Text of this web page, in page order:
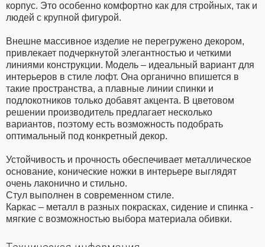
корпус. Это особенно комфортно как для стройных, так и
людей с крупной фигурой.
Внешне массивное изделие не перегружено декором,
привлекает подчеркнутой элегантностью и четкими
линиями конструкции. Модель – идеальный вариант для
интерьеров в стиле лофт. Она органично впишется в
такие пространства, а плавные линии спинки и
подлокотников только добавят акцента. В цветовом
решении производитель предлагает несколько
вариантов, поэтому есть возможность подобрать
оптимальный под конкретный декор.
Устойчивость и прочность обеспечивает металлическое
основание, конические ножки в интерьере выглядят
очень лаконично и стильно.
Стул выполнен в современном стиле.
Каркас – металл в разных покрасках, сидение и спинка -
мягкие с возможностью выбора материала обивки.